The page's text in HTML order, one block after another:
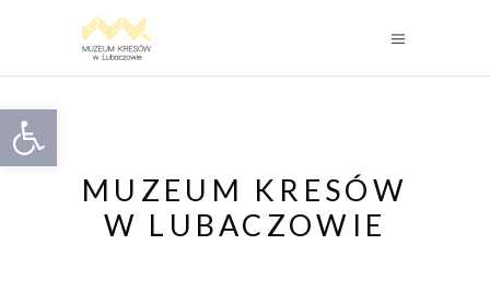
Otwórz pasek narzędzi
MUZEUM KRESÓW
W LUBACZOWIE